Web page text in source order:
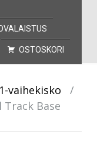
OSTOSKORI
1-vaihekisko
/
Base